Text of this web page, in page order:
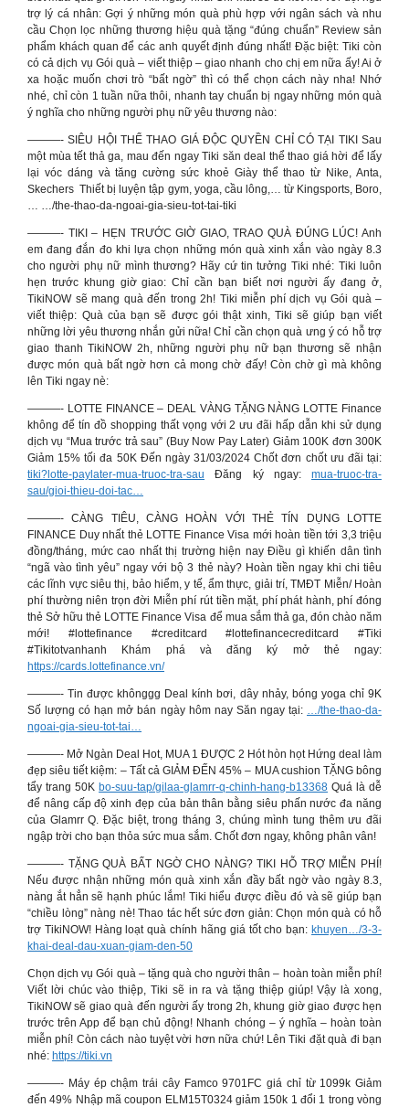
trợ lý cá nhân: Gợi ý những món quà phù hợp với ngân sách và nhu
cầu Chọn lọc những thương hiệu quà tặng “đúng chuẩn” Review sản
phẩm khách quan để các anh quyết định đúng nhất! Đặc biệt: Tiki còn
có cả dịch vụ Gói quà – viết thiệp – giao nhanh cho chị em nữa ấy! Ai ở
xa hoặc muốn chơi trò “bất ngờ” thì có thể chọn cách này nha! Nhớ
nhé, chỉ còn 1 tuần nữa thôi, nhanh tay chuẩn bị ngay những món quà
ý nghĩa cho những người phụ nữ yêu thương nào:
———- SIÊU HỘI THỂ THAO GIÁ ĐỘC QUYỀN CHỈ CÓ TẠI TIKI Sau
một mùa tết thả ga, mau đến ngay Tiki săn deal thể thao giá hời để lấy
lại vóc dáng và tăng cường sức khoẻ Giày thể thao từ Nike, Anta,
Skechers ️ Thiết bị luyện tập gym, yoga, cầu lông,… từ Kingsports, Boro,
… …/the-thao-da-ngoai-gia-sieu-tot-tai-tiki
———- TIKI – HẸN TRƯỚC GIỜ GIAO, TRAO QUÀ ĐÚNG LÚC! Anh
em đang đắn đo khi lựa chọn những món quà xinh xắn vào ngày 8.3
cho người phụ nữ mình thương? Hãy cứ tin tưởng Tiki nhé: Tiki luôn
hẹn trước khung giờ giao: Chỉ cần bạn biết nơi người ấy đang ở,
TikiNOW sẽ mang quà đến trong 2h! Tiki miễn phí dịch vụ Gói quà –
viết thiệp: Quà của bạn sẽ được gói thật xinh, Tiki sẽ giúp bạn viết
những lời yêu thương nhắn gửi nữa! Chỉ cần chọn quà ưng ý có hỗ trợ
giao thanh TikiNOW 2h, những người phụ nữ bạn thương sẽ nhận
được món quà bất ngờ hơn cả mong chờ đấy! Còn chờ gì mà không
lên Tiki ngay nè:
———- LOTTE FINANCE – DEAL VÀNG TẶNG NÀNG LOTTE Finance
không để tín đồ shopping thất vọng với 2 ưu đãi hấp dẫn khi sử dụng
dịch vụ “Mua trước trả sau” (Buy Now Pay Later) Giảm 100K đơn 300K
Giảm 15% tối đa 50K Đến ngày 31/03/2024 Chốt đơn chốt ưu đãi tại:
tiki?lotte-paylater-mua-truoc-tra-sau Đăng ký ngay: mua-truoc-tra-
sau/gioi-thieu-doi-tac…
———- CÀNG TIÊU, CÀNG HOÀN VỚI THẺ TÍN DỤNG LOTTE
FINANCE Duy nhất thẻ LOTTE Finance Visa mới hoàn tiền tới 3,3 triệu
đồng/tháng, mức cao nhất thị trường hiện nay Điều gì khiến dân tình
“ngã vào tình yêu” ngay với bộ 3 thẻ này? Hoàn tiền ngay khi chi tiêu
các lĩnh vực siêu thị, bảo hiểm, y tế, ẩm thực, giải trí, TMĐT Miễn/ Hoàn
phí thường niên trọn đời Miễn phí rút tiền mặt, phí phát hành, phí đóng
thẻ Sở hữu thẻ LOTTE Finance Visa để mua sắm thả ga, đón chào năm
mới! #lottefinance #creditcard #lottefinancecreditcard #Tiki
#Tikitotvanhanh Khám phá và đăng ký mở thẻ ngay:
https://cards.lottefinance.vn/
———- Tin được khônggg Deal kính bơi, dây nhảy, bóng yoga chỉ 9K
Số lượng có hạn mở bán ngày hôm nay Săn ngay tại: …/the-thao-da-
ngoai-gia-sieu-tot-tai…
———- Mở Ngàn Deal Hot, MUA 1 ĐƯỢC 2 Hót hòn họt Hứng deal làm
đẹp siêu tiết kiệm: – Tất cả GIẢM ĐẾN 45% – MUA cushion TẶNG bông
tẩy trang 50K bo-suu-tap/gilaa-glamrr-q-chinh-hang-b13368 Quá là dễ
để nâng cấp độ xinh đẹp của bản thân bằng siêu phấn nước đa năng
của Glamrr Q. Đặc biệt, trong tháng 3, chúng mình tung thêm ưu đãi
ngập trời cho bạn thỏa sức mua sắm. Chốt đơn ngay, không phân vân!
———- TẶNG QUÀ BẤT NGỜ CHO NÀNG? TIKI HỖ TRỢ MIỄN PHÍ!
Nếu được nhận những món quà xinh xắn đầy bất ngờ vào ngày 8.3,
nàng ắt hẳn sẽ hạnh phúc lắm! Tiki hiểu được điều đó và sẽ giúp bạn
“chiều lòng” nàng nè! Thao tác hết sức đơn giản: Chọn món quà có hỗ
trợ TikiNOW! Hàng loạt quà chính hãng giá tốt cho bạn: khuyen…/3-3-
khai-deal-dau-xuan-giam-den-50
Chọn dịch vụ Gói quà – tặng quà cho người thân – hoàn toàn miễn phí!
Viết lời chúc vào thiệp, Tiki sẽ in ra và tặng thiệp giúp! Vậy là xong,
TikiNOW sẽ giao quà đến người ấy trong 2h, khung giờ giao được hẹn
trước trên App để bạn chủ động! Nhanh chóng – ý nghĩa – hoàn toàn
miễn phí! Còn cách nào tuyệt vời hơn nữa chứ! Lên Tiki đặt quà đi bạn
nhé: https://tiki.vn
———- Máy ép chậm trái cây Famco 9701FC giá chỉ từ 1099k Giảm
đến 49% Nhập mã coupon ELM15T0324 giảm 150k 1 đổi 1 trong vòng